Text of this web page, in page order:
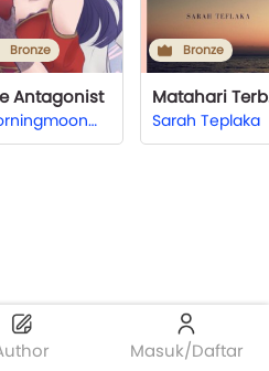
Masuk/Daftar
Bronze
Antagonist
morningmoonmoon.id
Bronze
Sarah Teplaka